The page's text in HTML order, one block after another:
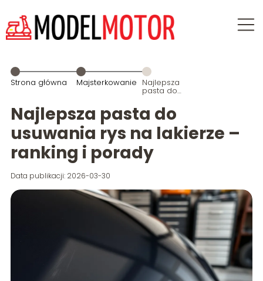
Strona główna Majsterkowanie Najlepsza
pasta do
usuwania rys
na lakierze –
ranking i
porady
Najlepsza pasta do
usuwania rys na lakierze –
ranking i porady
Data publikacji: 2026-03-30